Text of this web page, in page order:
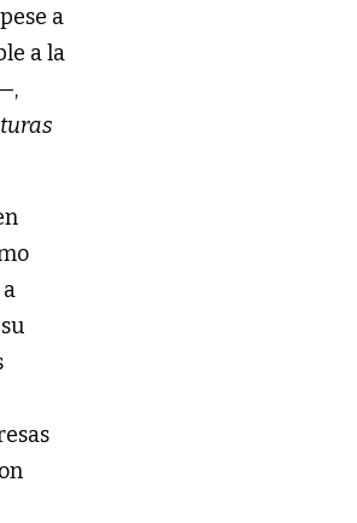
a
a la